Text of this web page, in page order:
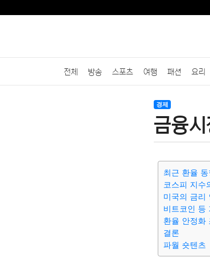
전체 방송 스포츠 여행 패션 요리
경제
금융
최근 환율
코스피 지수
미국의 금리
비트코인 등
환율 안정화
결론
파월 숏텐츠